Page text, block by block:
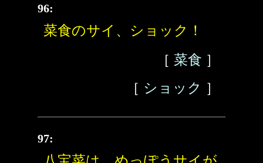
96:
菜食のサイ、ショック！
［ 菜食 ］
［ ショック ］
97: